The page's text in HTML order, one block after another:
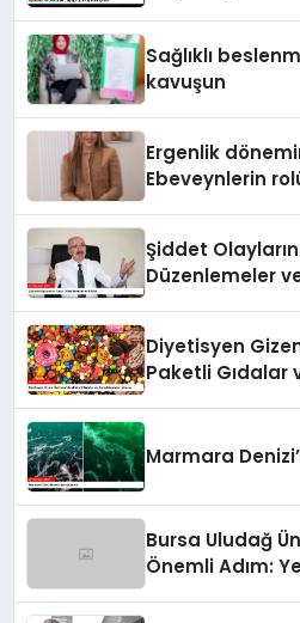
Sağlıklı
kavuşun
Ergenlik
Ebeveynlerin
Şiddet
Düzenlemeler
Diyetisyen
Paketli Gıdalar
Marmara
Bursa Uludağ
Önemli Adım: